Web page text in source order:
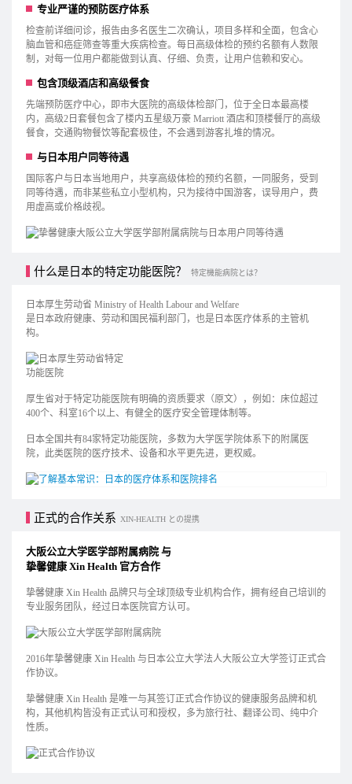
专业严谨的预防医疗体系
检查前详细问诊，报告由多名医生二次确认，项目多样和全面，包含心
脑血管和癌症筛查等重大疾病检查。每日高级体检的预约名额有人数限
制，对每一位用户都能做到认真、仔细、负责，让用户信赖和安心。
包含顶级酒店和高级餐食
先端预防医疗中心，即市大医院的高级体检部门，位于全日本最高楼
内，高级2日套餐包含了楼内五星级万豪 Marriott 酒店和顶楼餐厅的高级
餐食，交通购物餐饮等配套极佳，不会遇到游客扎堆的情况。
与日本用户同等待遇
国际客户与日本当地用户，共享高级体检的预约名额，一同服务，受到
同等待遇，而非某些私立小型机构，只为接待中国游客，误导用户，费
用虚高或价格歧视。
什么是日本的特定功能医院？ 特定機能病院とは？
日本厚生劳动省 Ministry of Health Labour and Welfare
是日本政府健康、劳动和国民福利部门，也是日本医疗体系的主管机
构。
厚生省对于特定功能医院有明确的资质要求（原文），例如：床位超过
400个、科室16个以上、有健全的医疗安全管理体制等。
日本全国共有84家特定功能医院，多数为大学医学院体系下的附属医
院，此类医院的医疗技术、设备和水平更先进，更权威。
正式的合作关系 XIN-HEALTH との提携
大阪公立大学医学部附属病院 与
挚馨健康 Xin Health 官方合作
挚馨健康 Xin Health 品牌只与全球顶级专业机构合作，拥有经自己培训的
专业服务团队，经过日本医院官方认可。
2016年挚馨健康 Xin Health 与日本公立大学法人大阪公立大学签订正式合
作协议。
挚馨健康 Xin Health 是唯一与其签订正式合作协议的健康服务品牌和机
构，其他机构皆没有正式认可和授权，多为旅行社、翻译公司、纯中介
性质。